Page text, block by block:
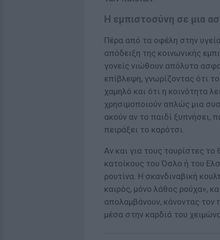
Η εμπιστοσύνη σε μια
Πέρα από τα οφέλη στην
απόδειξη της κοινωνικής
γονείς νιώθουν απόλυτα
επίβλεψη, γνωρίζοντας ότι
χαμηλό και ότι η κοινότητα
χρησιμοποιούν απλώς μια
ακούν αν το παιδί ξυπνήσει,
πειράξει το καρότσι.
Αν και για τους τουρίστες το
κατοίκους του Όσλο ή του
ρουτίνα. Η σκανδιναβική
καιρός, μόνο λάθος ρούχα»,
απολαμβάνουν, κάνοντας τον
μέσα στην καρδιά του